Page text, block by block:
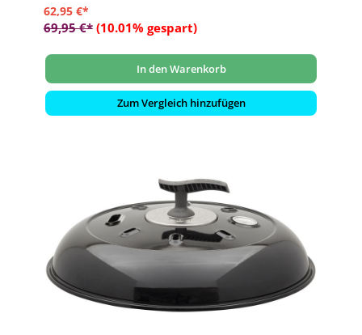
62,95 €*
69,95 €* (10.01% gespart)
In den Warenkorb
Zum Vergleich hinzufügen